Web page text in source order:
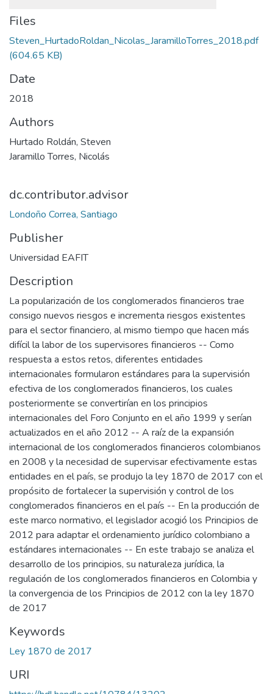
Files
Steven_HurtadoRoldan_Nicolas_JaramilloTorres_2018.pdf
(604.65 KB)
Date
2018
Authors
Hurtado Roldán, Steven
Jaramillo Torres, Nicolás
dc.contributor.advisor
Londoño Correa, Santiago
Publisher
Universidad EAFIT
Description
La popularización de los conglomerados financieros trae
consigo nuevos riesgos e incrementa riesgos existentes
para el sector financiero, al mismo tiempo que hacen más
difícil la labor de los supervisores financieros -- Como
respuesta a estos retos, diferentes entidades
internacionales formularon estándares para la supervisión
efectiva de los conglomerados financieros, los cuales
posteriormente se convertirían en los principios
internacionales del Foro Conjunto en el año 1999 y serían
actualizados en el año 2012 -- A raíz de la expansión
internacional de los conglomerados financieros colombianos
en 2008 y la necesidad de supervisar efectivamente estas
entidades en el país, se produjo la ley 1870 de 2017 con el
propósito de fortalecer la supervisión y control de los
conglomerados financieros en el país -- En la producción de
este marco normativo, el legislador acogió los Principios de
2012 para adaptar el ordenamiento jurídico colombiano a
estándares internacionales -- En este trabajo se analiza el
desarrollo de los principios, su naturaleza jurídica, la
regulación de los conglomerados financieros en Colombia y
la convergencia de los Principios de 2012 con la ley 1870
de 2017
Keywords
Ley 1870 de 2017
URI